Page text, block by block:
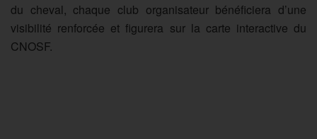
du cheval, chaque club organisateur bénéficiera d’une
visibilité renforcée et figurera sur la carte interactive du
CNOSF.